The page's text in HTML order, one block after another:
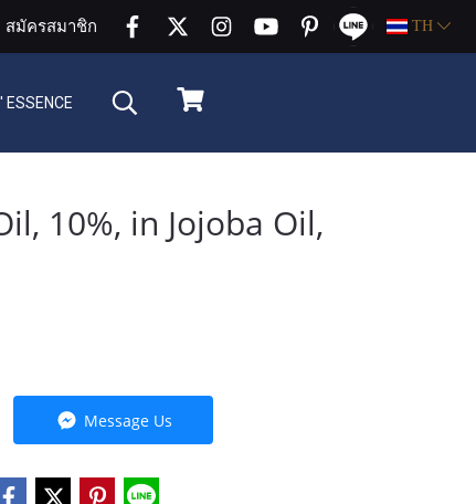
สมัครสมาชิก TH
ESSENCE
10%, in Jojoba Oil,
Message Us